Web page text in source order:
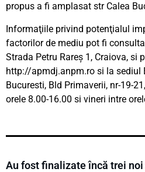
propus a fi amplasat str Calea
Informaţiile privind potenţialul
factorilor de mediu pot fi
Strada Petru Rareș 1, Craiova, si
http://apmdj.anpm.ro si la sediul
Bucuresti, Bld Primaverii, nr-19-
orele 8.00-16.00 si vineri intre
Au fost finalizate încă trei